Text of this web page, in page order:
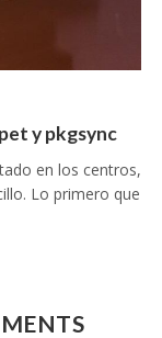
y pkgsync
en los centros,
Lo primero que